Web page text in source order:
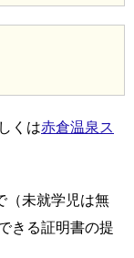
くは赤倉温泉ス
（未就学児は無
きる証明書の提